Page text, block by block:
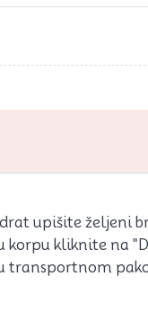
upišite željeni
korpu kliknite na
transportnom